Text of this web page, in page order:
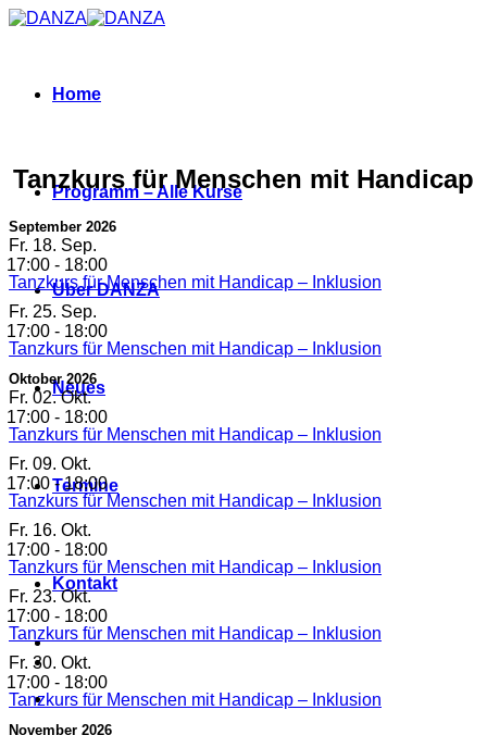
Zum
Home
Programm – Alle Kurse
Über DANZA
Neues
Termine
Kontakt
Tanzkurs für Menschen mit Handicap
September 2026
Fr. 18. Sep.
17:00 - 18:00
Tanzkurs für Menschen mit Handicap – Inklusion
Fr. 25. Sep.
17:00 - 18:00
Tanzkurs für Menschen mit Handicap – Inklusion
Oktober 2026
Fr. 02. Okt.
17:00 - 18:00
Tanzkurs für Menschen mit Handicap – Inklusion
Fr. 09. Okt.
17:00-18:00
Tanzkurs für Menschen mit Handicap – Inklusion
Fr. 16. Okt.
17:00 - 18:00
Tanzkurs für Menschen mit Handicap – Inklusion
Fr. 23. Okt.
17:00 - 18:00
Tanzkurs für Menschen mit Handicap – Inklusion
Fr. 30. Okt.
17:00 - 18:00
Tanzkurs für Menschen mit Handicap – Inklusion
November 2026